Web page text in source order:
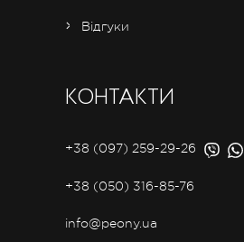
Відгуки
КОНТАКТИ
+38 (097) 259-29-26
+38 (050) 316-85-76
info@peony.ua